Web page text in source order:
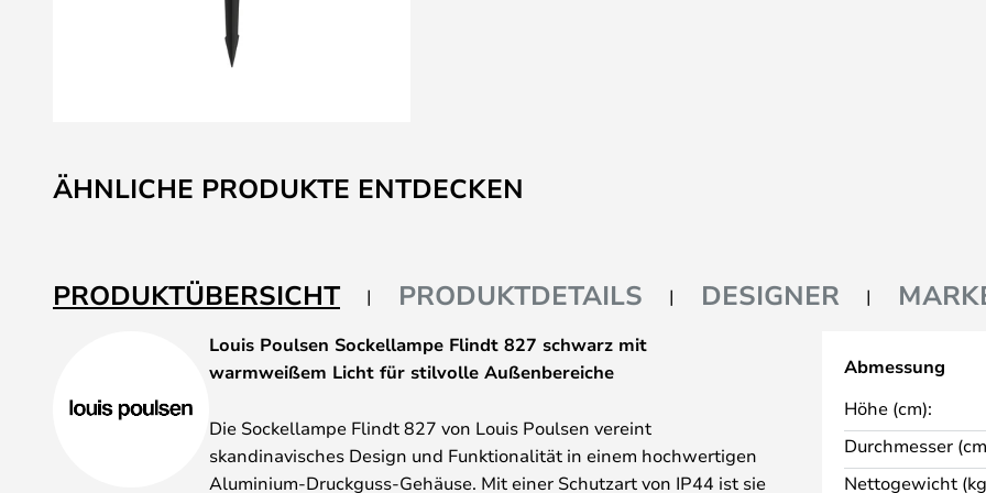
Anfang
der
ÄHNLICHE PRODUKTE ENTDECKEN
PRODUKTÜBERSICHT PRODUKTDETAILS DESIGNER
Louis Poulsen Sockellampe Flindt 827 schwarz mit
warmweißem Licht für stilvolle Außenbereiche
Die Sockellampe Flindt 827 von Louis Poulsen vereint
skandinavisches Design und Funktionalität in einem hochwertigen
Aluminium-Druckguss-Gehäuse. Mit einer Schutzart von IP44 ist sie
Abmessung
Höhe (cm):
Durchmesser
Nettogewicht